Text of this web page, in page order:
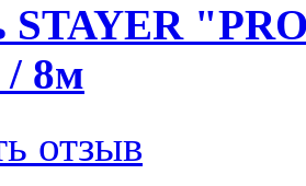
STAYER
/ 8м
отзыв